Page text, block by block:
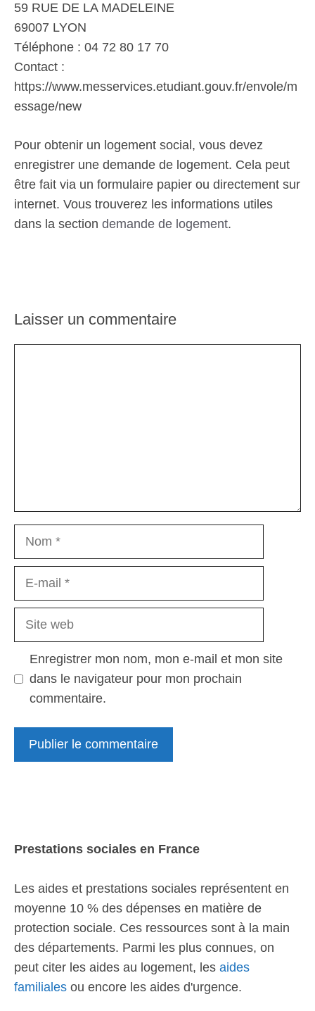
59 RUE DE LA MADELEINE
69007 LYON
Téléphone : 04 72 80 17 70
Contact :
https://www.messervices.etudiant.gouv.fr/envole/m
essage/new
Pour obtenir un logement social, vous devez
enregistrer une demande de logement. Cela peut
être fait via un formulaire papier ou directement sur
internet. Vous trouverez les informations utiles
dans la section demande de logement.
Laisser un commentaire
Nom
Site
Enregistrer mon nom, mon e-mail et mon site
dans le navigateur pour mon prochain
commentaire.
Prestations sociales en France
Les aides et prestations sociales représentent en
moyenne 10 % des dépenses en matière de
protection sociale. Ces ressources sont à la main
des départements. Parmi les plus connues, on
peut citer les aides au logement, les aides
familiales ou encore les aides d'urgence.